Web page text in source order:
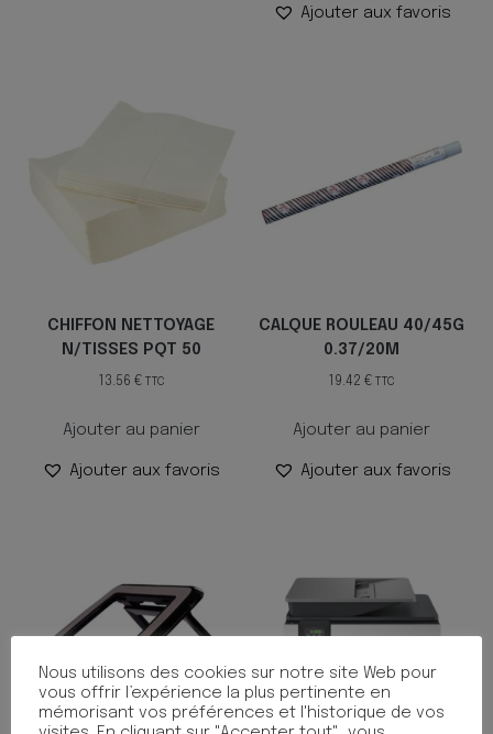
Ajouter aux favoris
CHIFFON NETTOYAGE
N/TISSES PQT 50
13.56 € TTC
Ajouter au panier
Ajouter aux favoris
CALQUE ROULEAU 40/45G
0.37/20M
19.42€ TTC
Ajouter au panier
Ajouter aux favoris
Nous utilisons des cookies sur notre site Web pour
vous offrir l’expérience la plus pertinente en
mémorisant vos préférences et l'historique de vos